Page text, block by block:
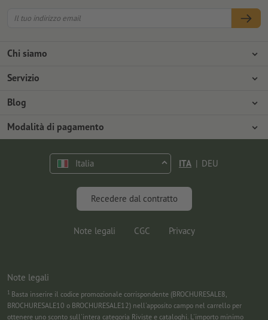
Chi siamo
Azienda
Tutela ambientale
Servizio
Modalità di pagamento
Spedizione
Programma Premium
Blog
Tutorial Photoshop
Marketing & Insights
Modalità di pagamento
Italia ITA | DEU
Recedere dal contratto
Note legali CGC Privacy
Note legali
1 Basta inserire il codice promozionale corrispondente (BROCHURESALE8,
BROCHURESALE10 o BROCHURESALE12) nell'apposito campo nel carrello per
ottenere uno sconto sull'intera categoria Riviste e cataloghi. L'importo minimo